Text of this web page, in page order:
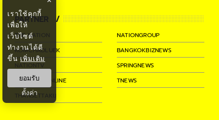
PARTNER
THE NATION
NATIONGROUP
KOMCHADLUEK
BANGKOKBIZNEWS
NATIONTV
SPRINGNEWS
THAINEWSONLINE
TNEWS
THANSETTAKIJ
เราใช้คุกกี้
เพื่อให้
เว็บไซต์
ทำงานได้ดี
ขึ้น เพิ่มเติม
ยอมรับ
ตั้งค่า